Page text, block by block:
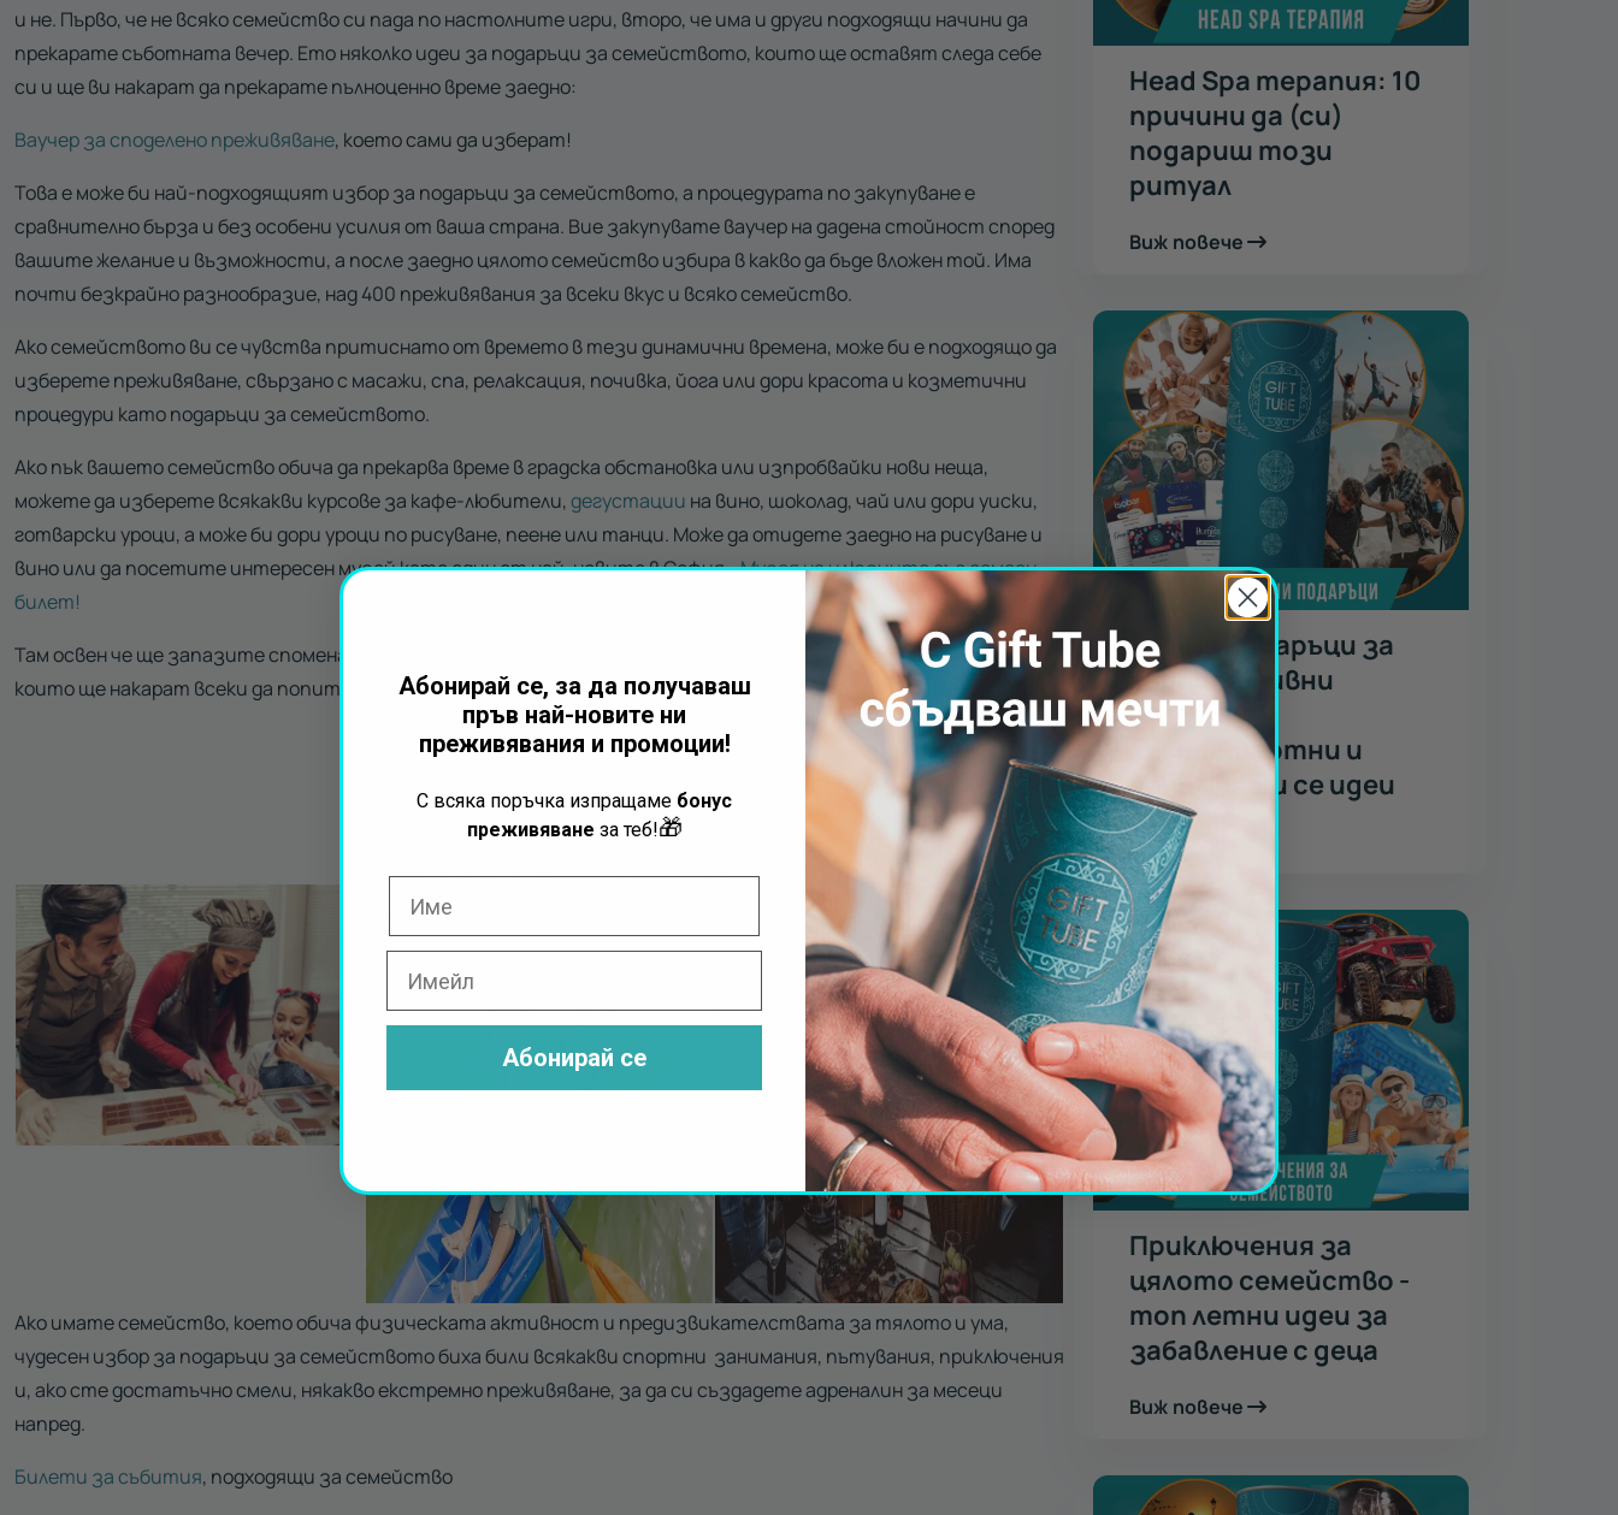
и не. Първо, че не всяко семейство си пада по настолните игри, второ, че има и други подходящи начини да
прекарате съботната вечер. Ето няколко идеи за подаръци за семейството, които ще оставят следа себе
си и ще ви накарат да прекарате пълноценно време заедно:
Ваучер за споделено преживяване, което сами да изберат!
Това е може би най-подходящият избор за подаръци за семейството, а процедурата по закупуване е
сравнително бърза и без особени усилия от ваша страна. Вие закупувате ваучер на дадена стойност според
вашите желание и възможности, а после заедно цялото семейство избира в какво да бъде вложен той. Има
почти безкрайно разнообразие, над 400 преживявания за всеки вкус и всяко семейство.
Ако семейството ви се чувства притиснато от времето в тези динамични времена, може би е подходящо да
изберете преживяване, свързано с масажи, спа, релаксация, почивка, йога или дори красота и козметични
процедури като подаръци за семейството.
Ако пък вашето семейство обича да прекарва време в градска обстановка или изпробвайки нови неща,
можете да изберете всякакви курсове за кафе-любители,дегустации на вино, шоколад, чай или дори уиски,
готварски уроци, а може би дори уроци по рисуване, пеене или танци. Може да отидете заедно на рисуване и
вино или да посетите интересен музей като един от най-новите в София -Музея на илюзиите със семеен
билет!
Там освен че ще запазите спомена за това преживяване, ще запечатате и моментите в забавни снимки,
които ще накарат всеки да попита хиляди пъти: „Ама как така?“.
Ако имате семейство, което обича физическата активност и предизвикателствата за тялото и ума,
чудесен избор за подаръци за семейството биха били всякакви спортни занимания, пътувания, приключения
и, ако сте достатъчно смели, някакво екстремно преживяване, за да си създадете адреналин за месеци
напред.
Билети за събития, подходящи за семейство
Head Spa терапия: 10
причини да (си)
подариш този
ритуал
Виж повече
Летни подаръци за
корпоративни
клиенти -
нестандартни и
запомнящи се идеи
Виж повече
Приключения за
цялото семейство -
топ летни идеи за
забавление с деца
Виж повече
Абонирай се, за да получаваш
пръв най-новите ни
преживявания и промоции!
С всяка поръчка изпращаме бонус
преживяване за теб!🎁
Абонирай се